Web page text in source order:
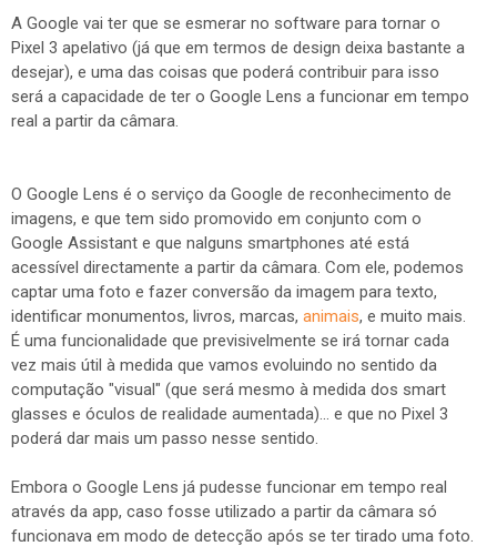
A Google vai ter que se esmerar no software para tornar o
Pixel 3 apelativo (já que em termos de design deixa bastante a
desejar), e uma das coisas que poderá contribuir para isso
será a capacidade de ter o Google Lens a funcionar em tempo
real a partir da câmara.
O Google Lens é o serviço da Google de reconhecimento de
imagens, e que tem sido promovido em conjunto com o
Google Assistant e que nalguns smartphones até está
acessível directamente a partir da câmara. Com ele, podemos
captar uma foto e fazer conversão da imagem para texto,
identificar monumentos, livros, marcas, animais, e muito mais.
É uma funcionalidade que previsivelmente se irá tornar cada
vez mais útil à medida que vamos evoluindo no sentido da
computação "visual" (que será mesmo à medida dos smart
glasses e óculos de realidade aumentada)... e que no Pixel 3
poderá dar mais um passo nesse sentido.
Embora o Google Lens já pudesse funcionar em tempo real
através da app, caso fosse utilizado a partir da câmara só
funcionava em modo de detecção após se ter tirado uma foto.